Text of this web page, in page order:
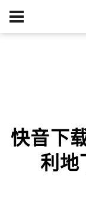
快音下
利地